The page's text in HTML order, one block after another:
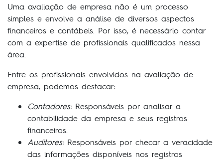
Uma avaliação de empresa não é um processo
simples e envolve a análise de diversos aspectos
financeiros e contábeis. Por isso, é necessário contar
com a expertise de profissionais qualificados nessa
área.
Entre os profissionais envolvidos na avaliação de
empresa, podemos destacar:
Contadores:Responsáveis por analisar a
contabilidade da empresa e seus registros
financeiros.
Auditores:Responsáveis por checar a veracidade
das informações disponíveis nos registros